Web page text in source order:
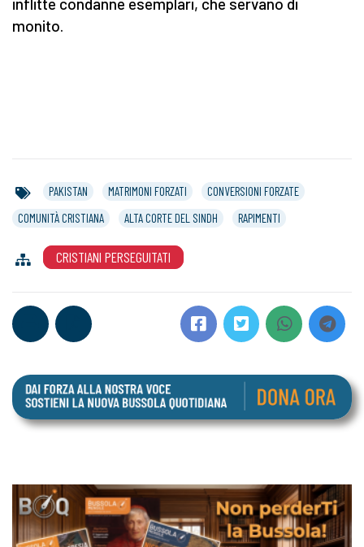
inflitte condanne esemplari, che servano di
monito.
PAKISTAN MATRIMONI FORZATI
CONVERSIONI FORZATE
COMUNITÀ CRISTIANA
ALTA CORTE DEL SINDH RAPIMENTI
CRISTIANI PERSEGUITATI